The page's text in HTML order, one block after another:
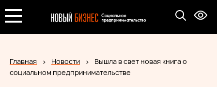
Главная Новости
Вышла в свет новая книга о
социальном предпринимательстве